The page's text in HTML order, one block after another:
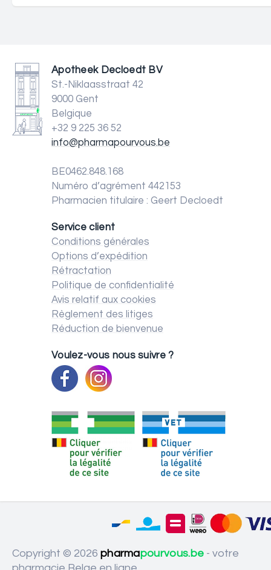
Apotheek Decloedt BV
St.-Niklaasstraat 42
9000 Gent
Belgique
+32 9 225 36 52
info@pharmapourvous.be
BE0462.848.168
Numéro d’agrément 442153
Pharmacien titulaire : Geert Decloedt
Service client
Conditions générales
Options d’expédition
Rétractation
Politique de confidentialité
Avis relatif aux cookies
Règlement des litiges
Réduction de bienvenue
Voulez-vous nous suivre ?
Copyright © 2026 pharmapourvous.be - votre